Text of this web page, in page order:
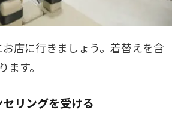
店に行きましょう。着替えを含
ます。
セリングを受ける